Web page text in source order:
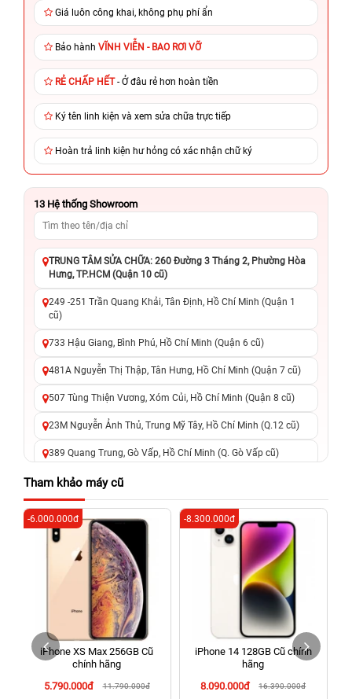
Giá luôn công khai, không phụ phí ẩn
Bảo hành VĨNH VIỄN - BAO RƠI VỠ
RẺ CHẤP HẾT- Ở đâu rẻ hơn hoàn tiền
Ký tên linh kiện và xem sửa chữa trực tiếp
Hoàn trả linh kiện hư hỏng có xác nhận chữ ký
13 Hệ thống Showroom
TRUNG TÂM SỬA CHỮA: 260 Đường 3 Tháng 2, Phường Hòa
Hưng, TP.HCM (Quận 10 cũ)
249 -251 Trần Quang Khải, Tân Định, Hồ Chí Minh (Quận 1
cũ)
733 Hậu Giang, Bình Phú, Hồ Chí Minh (Quận 6 cũ)
481A Nguyễn Thị Thập, Tân Hưng, Hồ Chí Minh (Quận 7 cũ)
507 Tùng Thiện Vương, Xóm Củi, Hồ Chí Minh (Quận 8 cũ)
23M Nguyễn Ảnh Thủ, Trung Mỹ Tây, Hồ Chí Minh (Q.12 cũ)
389 Quang Trung, Gò Vấp, Hồ Chí Minh (Q. Gò Vấp cũ)
625 - 625A Âu Cơ, Tân Phú, Hồ Chí Minh (Quận Tân Phú cũ)
326 Lê Văn Việt, Tăng Nhơn Phú, Hồ Chí Minh (Q.9 TP. Thủ
Đức cũ)
256 Võ Văn Ngân, Thủ Đức, Hồ Chí Minh (Bình Thọ, TP. Thủ
Đức Cũ)
70 Nguyễn An Ninh, Dĩ An, Hồ Chí Minh (Bình Dương Cũ)
24h Vũng Tàu: 162A Ba Cu, Vũng Tàu, Hồ Chí Minh (TP. Vũng
Tàu cũ)
198 Hoàng Văn Thụ, Tân Sơn Nhất, Hồ Chí Minh (Tân Bình
Tham khảo máy cũ
iPhone XS Max 256GB Cũ
chính hãng
5.790.000đ
11.790.000đ
-6.000.000đ
iPhone 14 128GB Cũ chính
hãng
8.090.000đ
16.390.000đ
-8.300.000đ